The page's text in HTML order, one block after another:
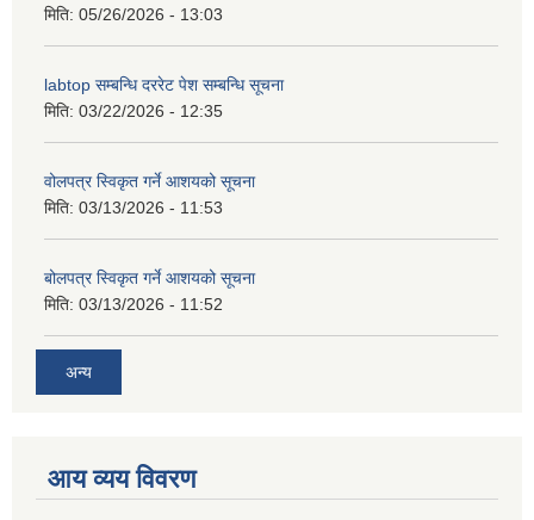
मिति: 05/26/2026 - 13:03
labtop सम्बन्धि दररेट पेश सम्बन्धि सूचना
मिति: 03/22/2026 - 12:35
वोलपत्र स्विकृत गर्ने आशयको सूचना
मिति: 03/13/2026 - 11:53
बोलपत्र स्विकृत गर्ने आशयको सूचना
मिति: 03/13/2026 - 11:52
अन्य
आय व्यय विवरण